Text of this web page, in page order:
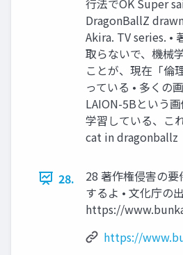
行法でOK Super
DragonBallZ
Akira. TV series. •
取らないで、機械
ことが、現在「倫
っている • 多くの
LAION-5Bという
学習している、こ
cat in dragonballz
28.
28 著作権侵害の
するよ • 文化庁の
https://
https://